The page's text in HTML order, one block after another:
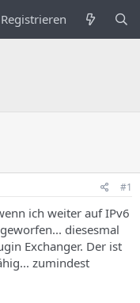
Registrieren
#1
ich weiter auf IPv6
diesesmal
Exchanger. Der ist
zumindest